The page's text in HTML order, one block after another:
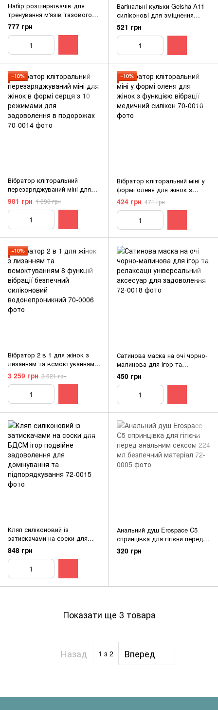
Набір розширювачів для
тренування м'язів тазового
дна Erospace для жінок з
прогресивними вправами
777 грн
Вагінальні кульки Geisha A11
силіконові для зміцнення
м'язів Кегеля підвищення
задоволення
521 грн
−10%
Вібратор кліторальний
перезаряджуваний міні для
жінок в формі серця з 10
режимами для задоволення в
подорожах
981 грн 1 090 грн
−10%
Вібратор кліторальний міні у
формі оленя для жінок з
функцією вібрації медичний
силікон
424 грн 471 грн
−10%
Вібратор 2 в 1 для жінок з
лизанням та всмоктуванням 8
функцій вібрації безпечний
силіконовий
водонепроникний
3 259 грн 3 621 грн
Сатинова маска на очі чорно-
малинова для ігор та
релаксації універсальний
аксесуар для задоволення
450 грн
Кляп силіконовий із
затискачами на соски для
БДСМ ігор подвійне
задоволення для домінування
та підпорядкування
848 грн
Анальний душ Erospace C5
спринцівка для гігієни перед
анальним сексом 224 мл
безпечний матеріал
320 грн
Показати ще 3 товара
Назад 1 з 2 Вперед